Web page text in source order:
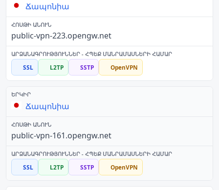
Ճապոնիա
public-vpn-223.opengw.net
SSL L2TP SSTP OpenVPN
Ճապոնիա
public-vpn-161.opengw.net
SSL L2TP SSTP OpenVPN